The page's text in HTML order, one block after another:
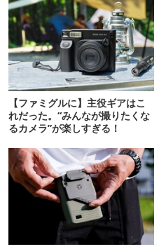
【ファミグルに】主役ギアはこ
れだった。“みんなが撮りたくな
るカメラ”が楽しすぎる！